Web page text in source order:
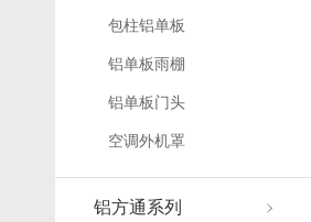
包柱铝单板
铝单板雨棚
铝单板门头
空调外机罩
铝方通系列